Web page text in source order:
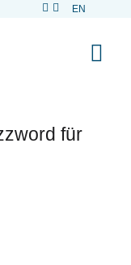
  EN


für